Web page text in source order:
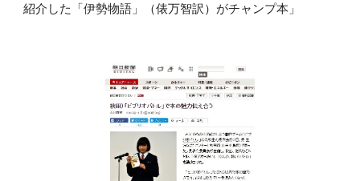
紹介した「伊勢物語」（俵万智訳）がチャンプ本」